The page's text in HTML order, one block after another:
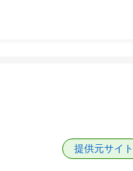
提供元サイ